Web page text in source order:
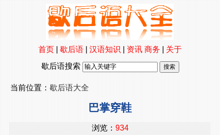
首页|歇后语|汉语知识|资讯 商务|关于
歇后语搜索
当前位置：歇后语大全
巴掌穿鞋
浏览： 934